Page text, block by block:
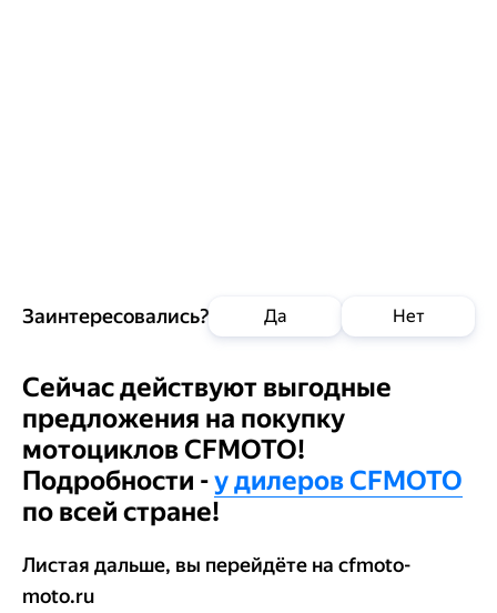
Заинтересовались? Да Нет
Сейчас действуют выгодные
предложения на покупку
мотоциклов CFMOTO!
Подробности -у дилеров CFMOTO
по всей стране!
Листая дальше, вы перейдёте на cfmoto-
moto.ru
корзинуПозвонить